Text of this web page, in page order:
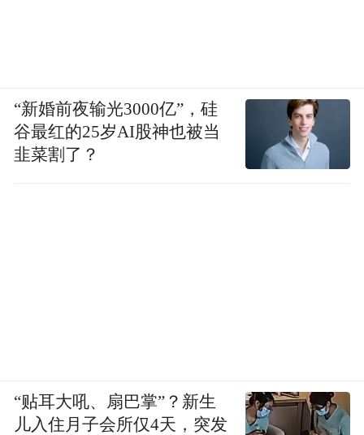
“新婚前夜输光3000亿”，硅
谷最红的25岁AI股神也被当
韭菜割了？
“贴耳大吼、扇巴掌”？新生
儿入住月子会所仅4天，突发